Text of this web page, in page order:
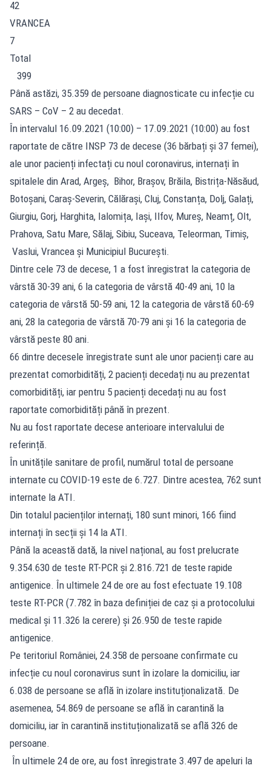
42
VRANCEA
7
Total
399
Până astăzi, 35.359 de persoane diagnosticate cu infecție cu
SARS – CoV – 2 au decedat.
În intervalul 16.09.2021 (10:00) – 17.09.2021 (10:00) au fost
raportate de către INSP 73 de decese (36 bărbați și 37 femei),
ale unor pacienți infectați cu noul coronavirus, internați în
spitalele din Arad, Argeș, Bihor, Brașov, Brăila, Bistrița-Năsăud,
Botoșani, Caraș-Severin, Călărași, Cluj, Constanța, Dolj, Galați,
Giurgiu, Gorj, Harghita, Ialomița, Iași, Ilfov, Mureș, Neamț, Olt,
Prahova, Satu Mare, Sălaj, Sibiu, Suceava, Teleorman, Timiș,
Vaslui, Vrancea și Municipiul București.
Dintre cele 73 de decese, 1 a fost înregistrat la categoria de
vârstă 30-39 ani, 6 la categoria de vârstă 40-49 ani, 10 la
categoria de vârstă 50-59 ani, 12 la categoria de vârstă 60-69
ani, 28 la categoria de vârstă 70-79 ani și 16 la categoria de
vârstă peste 80 ani.
66 dintre decesele înregistrate sunt ale unor pacienți care au
prezentat comorbidități, 2 pacienți decedați nu au prezentat
comorbidități, iar pentru 5 pacienți decedați nu au fost
raportate comorbidități până în prezent.
Nu au fost raportate decese anterioare intervalului de
referință.
În unitățile sanitare de profil, numărul total de persoane
internate cu COVID-19 este de 6.727. Dintre acestea, 762 sunt
internate la ATI.
Din totalul pacienților internați, 180 sunt minori, 166 fiind
internați în secții și 14 la ATI.
Până la această dată, la nivel național, au fost prelucrate
9.354.630 de teste RT-PCR și 2.816.721 de teste rapide
antigenice. În ultimele 24 de ore au fost efectuate 19.108
teste RT-PCR (7.782 în baza definiției de caz și a protocolului
medical și 11.326 la cerere) și 26.950 de teste rapide
antigenice.
Pe teritoriul României, 24.358 de persoane confirmate cu
infecție cu noul coronavirus sunt în izolare la domiciliu, iar
6.038 de persoane se află în izolare instituționalizată. De
asemenea, 54.869 de persoane se află în carantină la
domiciliu, iar în carantină instituționalizată se află 326 de
persoane.
În ultimele 24 de ore, au fost înregistrate 3.497 de apeluri la